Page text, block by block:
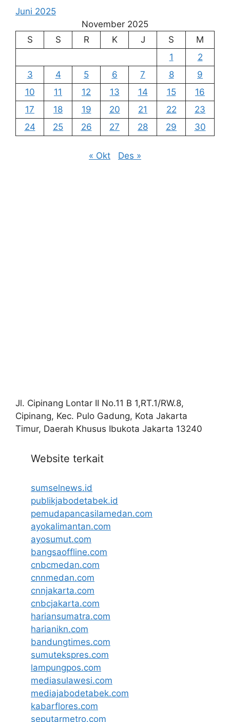
Juni 2025
November 2025
S
S R K J S
M
1
2
3
4 5 6 7 8
9
10
11 12 13 14 15
16
17
18 19 20 21 22
23
24
25 26 27 28 29 30
« Okt Des »
Jl. Cipinang Lontar II No.11 B 1,RT.1/RW.8,
Cipinang, Kec. Pulo Gadung, Kota Jakarta
Timur, Daerah Khusus Ibukota Jakarta 13240
Website terkait
sumselnews.id
publikjabodetabek.id
pemudapancasilamedan.com
ayokalimantan.com
ayosumut.com
bangsaoffline.com
cnbcmedan.com
cnnmedan.com
cnnjakarta.com
cnbcjakarta.com
hariansumatra.com
harianikn.com
bandungtimes.com
sumutekspres.com
lampungpos.com
mediasulawesi.com
mediajabodetabek.com
kabarflores.com
seputarmetro.com